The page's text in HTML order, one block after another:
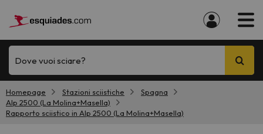
Dove vuoi sciare?
Homepage Stazioni sciistiche
Spagna
Alp 2500 (La Molina+Masella)
Rapporto sciistico in Alp 2500 (La Molina+Masella)